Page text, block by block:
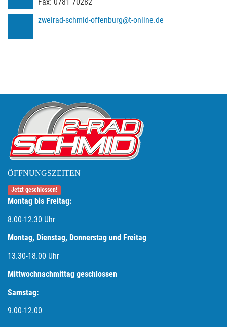
zweirad-schmid-offenburg@t-online.de
ÖFFNUNGSZEITEN
Jetzt geschlossen!
Montag bis Freitag:
8.00-12.30 Uhr
Montag, Dienstag, Donnerstag und Freitag
13.30-18.00 Uhr
Mittwochnachmittag geschlossen
Samstag:
9.00-12.00